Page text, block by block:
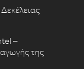
–
της